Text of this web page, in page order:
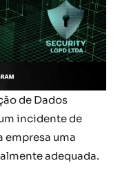
de Dados
incidente de
empresa uma
adequada.